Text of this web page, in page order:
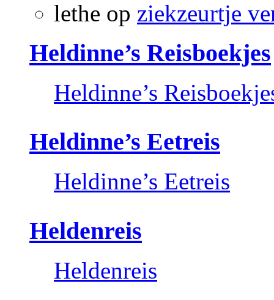
lethe op ziekzeurtje
Heldinne’s Reisboekjes
Heldinne’s
Heldinne’s Eetreis
Heldinne’s Eetreis
Heldenreis
Heldenreis